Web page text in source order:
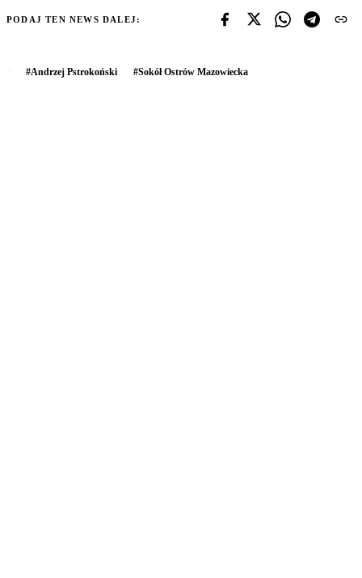
PODAJ TEN NEWS DALEJ:
#Andrzej Pstrokoński #Sokół Ostrów Mazowiecka